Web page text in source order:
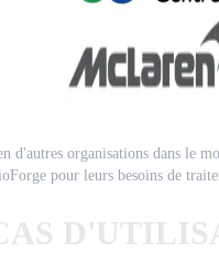
d'autres organisations dans le
pour leurs besoins de